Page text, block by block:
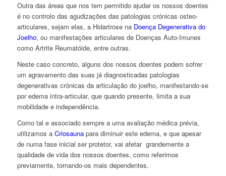
Outra das áreas que nos tem permitido ajudar os nossos doentes
é no controlo das agudizações das patologias crónicas osteo-
articulares, sejam elas, a Hidartrose na Doença Degenerativa do
Joelho, ou manifestações articulares de Doenças Auto-Imunes
como Artrite Reumatóide, entre outras.
Neste caso concreto, alguns dos nossos doentes podem sofrer
um agravamento das suas já diagnosticadas patologias
degenerativas crónicas da articulação do joelho, manifestando-se
por edema intra-articular, que quando presente, limita a sua
mobilidade e independência.
Como tal e associado sempre a uma avaliação médica prévia,
utilizamos a Criosaunapara diminuir este edema, e que apesar
de numa fase inicial ser protetor, vai afetar grandemente a
qualidade de vida dos nossos doentes, como referimos
previamente, tornando-os mais dependentes.